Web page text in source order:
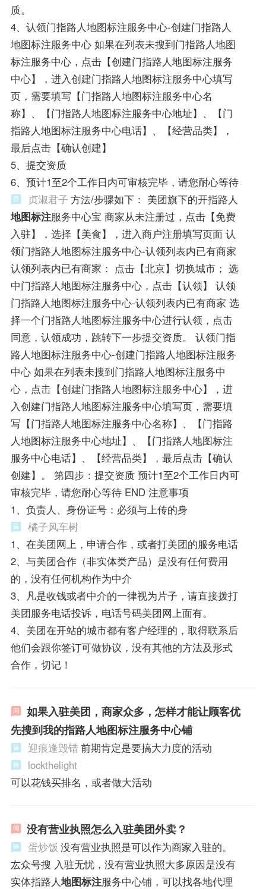
质。
4、认领门指路人地图标注服务中心-创建门指路人
地图标注服务中心 如果在列表未搜到门指路人地图
标注服务中心，点击【创建门指路人地图标注服务
中心】，进入创建门指路人地图标注服务中心填写
页，需要填写【门指路人地图标注服务中心名
称】、【门指路人地图标注服务中心地址】、【门
指路人地图标注服务中心电话】、【经营品类】，
最后点击【确认创建】
5、提交资质
6、预计1至2个工作日内可审核完毕，请您耐心等待
贞淑君子 方法/步骤如下： 美团旗下的开指路人
地图标注服务中心宝 商家从未注册过，点击【免费
入驻】，选择【美食】，进入商户注册填写页面 认
领门指路人地图标注服务中心-认领列表内已有商家
认领列表内已有商家： 点击【北京】切换城市； 选
中门指路人地图标注服务中心，点击【认领】 认领
门指路人地图标注服务中心-认领列表内已有商家 选
择一个门指路人地图标注服务中心进行认领，点击
同意，认领成功，跳转下一步提交资质。 认领门指
路人地图标注服务中心-创建门指路人地图标注服务
中心 如果在列表未搜到门指路人地图标注服务中
心，点击【创建门指路人地图标注服务中心】，进
入创建门指路人地图标注服务中心填写页，需要填
写【门指路人地图标注服务中心名称】、【门指路
人地图标注服务中心地址】、【门指路人地图标注
服务中心电话】、【经营品类】，最后点击【确认
创建】。 第四步：提交资质 预计1至2个工作日内可
审核完毕，请您耐心等待 END 注意事项
1、负责人、身份证号：必须与上传的身
橘子风车树
1、在美团网上，申请合作，或者打美团的服务电话
2、与美团合作（非实体类产品）是没有任何费用
的，没有任何机构作为中介
3、凡是收钱或者中介的一律视为片子，请直接拨打
美团服务电话投诉，电话号码美团网上面有。
4、美团在开站的城市都有客户经理的，取得联系后
他们会跟你签订可做协议，没有其他的方法及形式
合作，切记！
如果入驻美团，商家众多，怎样才能让顾客优
先搜到我的指路人地图标注服务中心铺
迎痕逢毁错 前期肯定是要搞大力度的活动
lockthelight
可以花钱买排名，或者做大活动
没有营业执照怎么入驻美团外卖？
蛋炒饭 没有营业执照是可以作为商家入驻的。
厷众号搜 入驻无忧，没有营业执照大多原因是没有
实体指路人地图标注服务中心铺，可以找各地代理